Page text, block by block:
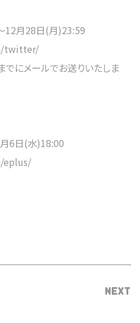
12月28日(月)23:59
twitter/
にメールでお送りいたしま
6日(水)18:00
eplus/
NEXT